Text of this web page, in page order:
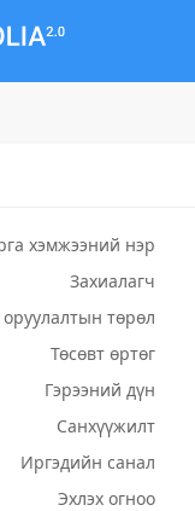
хэмжээний нэр
Захиалагч
төрөл
Төсөвт өртөг
Гэрээний дүн
Санхүүжилт
Иргэдийн санал
Эхлэх огноо